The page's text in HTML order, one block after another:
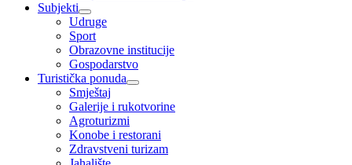
Subjekti
Udruge
Sport
Obrazovne institucije
Gospodarstvo
Turistička ponuda
Smještaj
Galerije i rukotvorine
Agroturizmi
Konobe i restorani
Zdravstveni turizam